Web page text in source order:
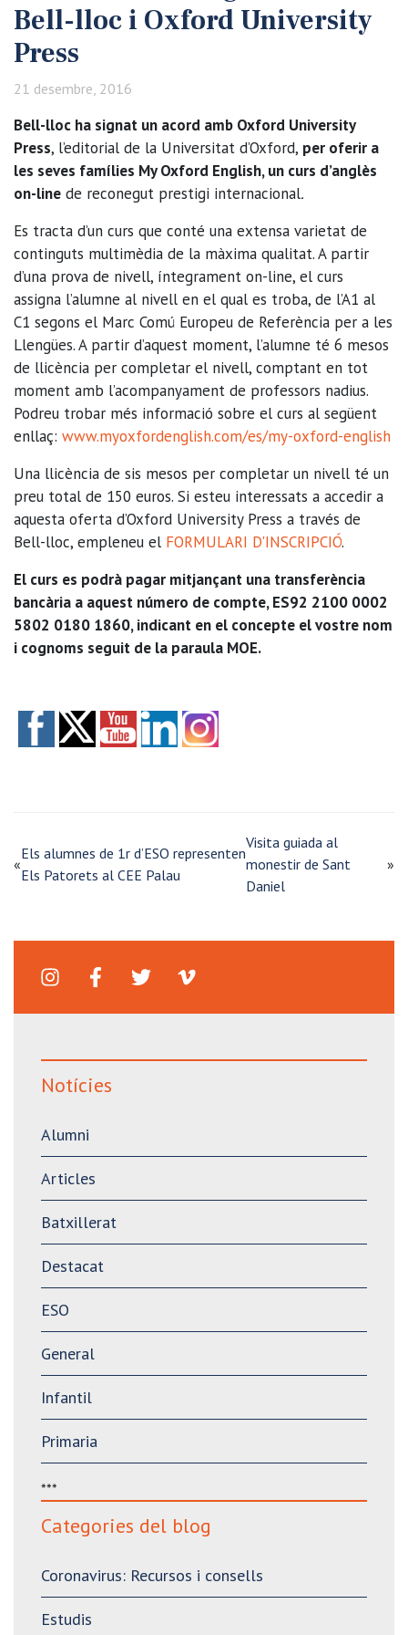
Bell-lloc i Oxford University
Press
21 desembre, 2016
Bell-lloc ha signat un acord amb Oxford University
Press, l’editorial de la Universitat d’Oxford, per oferir a
les seves famílies My Oxford English, un curs d’anglès
on-line de reconegut prestigi internacional.
Es tracta d’un curs que conté una extensa varietat de
continguts multimèdia de la màxima qualitat. A partir
d’una prova de nivell, íntegrament on-line, el curs
assigna l’alumne al nivell en el qual es troba, de l’A1 al
C1 segons el Marc Comú Europeu de Referència per a les
Llengües. A partir d’aquest moment, l’alumne té 6 mesos
de llicència per completar el nivell, comptant en tot
moment amb l’acompanyament de professors nadius.
Podreu trobar més informació sobre el curs al següent
enllaç: www.myoxfordenglish.com/es/my-oxford-english
Una llicència de sis mesos per completar un nivell té un
preu total de 150 euros. Si esteu interessats a accedir a
aquesta oferta d’Oxford University Press a través de
Bell-lloc, empleneu el FORMULARI D'INSCRIPCIÓ.
El curs es podrà pagar mitjançant una transferència
bancària a aquest número de compte, ES92 2100 0002
5802 0180 1860, indicant en el concepte el vostre nom
i cognoms seguit de la paraula MOE.
«
Els alumnes de 1r d’ESO representen
Els Patorets al CEE Palau
Visita guiada al
monestir de Sant
Daniel
»
Notícies
Alumni
Articles
Batxillerat
Destacat
ESO
General
Infantil
Primaria
***
Categories del blog
Coronavirus: Recursos i consells
Estudis